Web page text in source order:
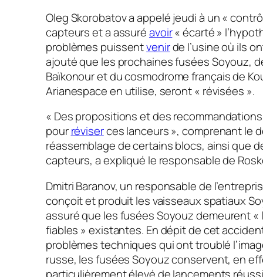
Oleg Skorobatov a appelé jeudi à un«
capteurs et a assuréavoir« écarté »
problèmes puissentvenirde l’usine où ils
ajouté que les prochaines fuséesSoyouz,
Baïkonour et du cosmodrome français de
Arianespace en utilise, seront« révisées ».
« Des propositions et des
pourréviserces lanceurs », comprenant le
réassemblage de certains blocs, ainsi que
capteurs, a expliqué le responsable de
Dmitri Baranov, un responsable de
conçoit et produit les vaisseaux spatiaux
assuré que les fusées Soyouz demeurent«
fiables » existantes. En dépit de cet
problèmes techniques qui ont troublé
russe, les fusées Soyouz conservent, en
particulièrement élevé de lancements